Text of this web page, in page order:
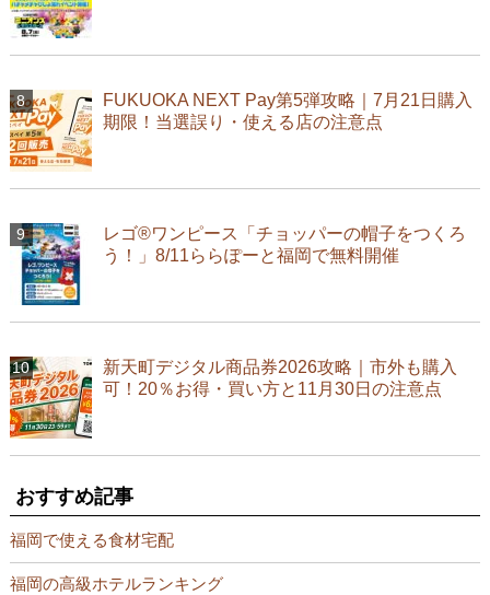
FUKUOKA NEXT Pay第5弾攻略｜7月21日購入
期限！当選誤り・使える店の注意点
レゴ®ワンピース「チョッパーの帽子をつくろ
う！」8/11ららぽーと福岡で無料開催
新天町デジタル商品券2026攻略｜市外も購入
可！20％お得・買い方と11月30日の注意点
おすすめ記事
福岡で使える食材宅配
福岡の高級ホテルランキング